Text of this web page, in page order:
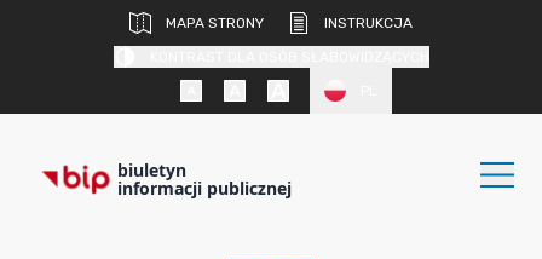
MAPA STRONY
INSTRUKCJA
biuletyn
informacji publicznej